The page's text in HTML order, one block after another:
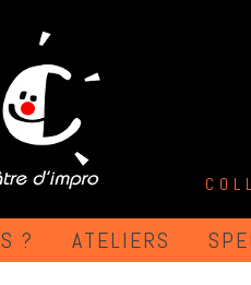
? ATELIERS